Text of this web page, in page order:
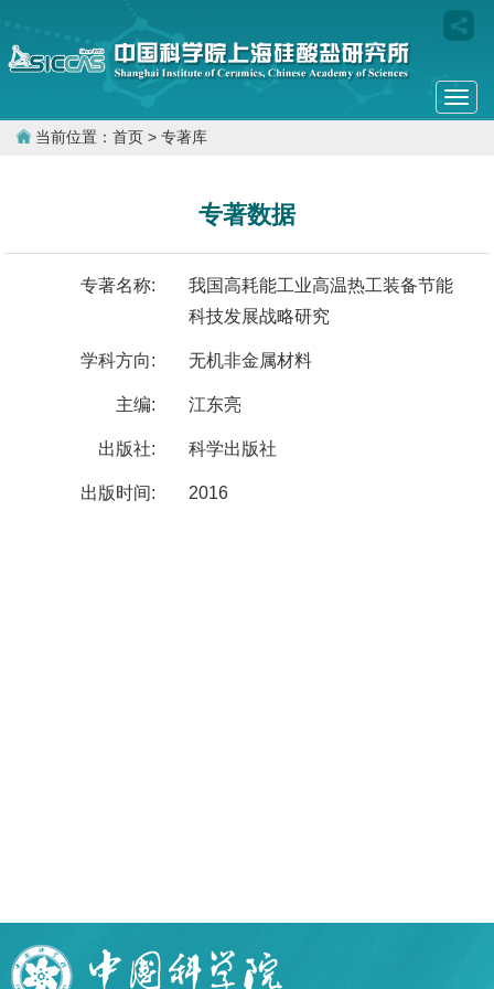
当前位置： 首页 > 专著库
专著数据
专著名称:
我国高耗能工业高温热工装备节能
科技发展战略研究
学科方向: 无机非金属材料
主编: 江东亮
出版社: 科学出版社
出版时间: 2016